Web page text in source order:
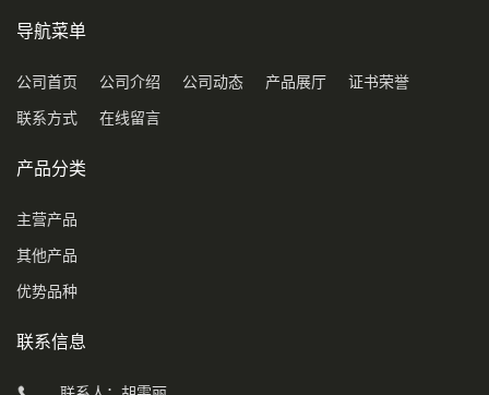
导航菜单
公司首页 公司介绍 公司动态 产品展厅 证书荣誉
联系方式 在线留言
产品分类
主营产品
其他产品
优势品种
联系信息